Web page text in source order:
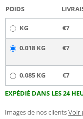
POIDS
KG €7
0.018 KG €7
0.085 KG €7
EXPÉDIÉ DANS LES 24
Images de nos clientsVoir